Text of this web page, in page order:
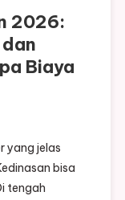
2026:
Biaya
yang jelas
bisa
tengah